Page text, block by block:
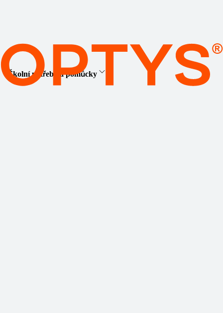
Školní potřeby a pomůcky